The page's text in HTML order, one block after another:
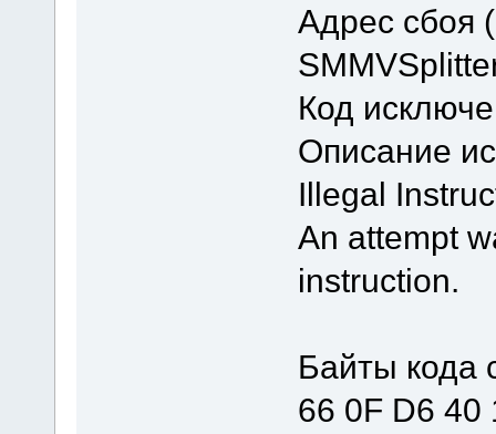
Адрес сбоя
Код
Описание
Illegal
An attempt
instruction.
Байты кода
66 0F D6 40